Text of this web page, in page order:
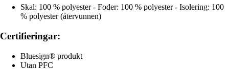
Skal: 100 % polyester - Foder: 100 % polyester - Isolering: 100
% polyester (återvunnen)
Certifieringar:
Bluesign® produkt
Utan PFC